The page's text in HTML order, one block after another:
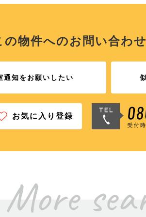
の物件へのお問い合わ
通知をお願いしたい
お気に入り登録
More